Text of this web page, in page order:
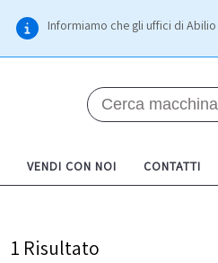
Informiamo che gli uffici di
VENDI CON NOI CONTATTI
1 Risultato